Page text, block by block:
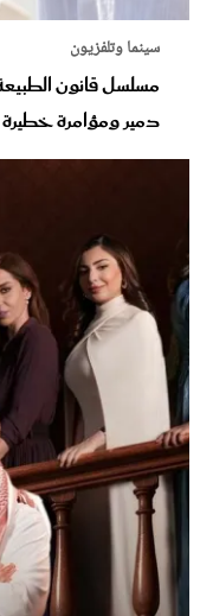
سينما وتلفزيون
دمير ومؤامرة